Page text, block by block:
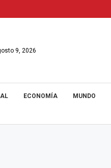
9, 2026
ECONOMÍA MUNDO